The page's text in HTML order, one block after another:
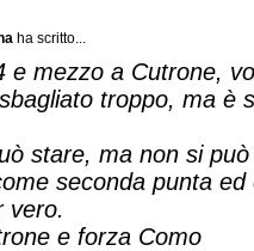
ha scritto...
e mezzo a Cutrone,
troppo, ma è
stare, ma non si
seconda punta
vero.
e forza Como